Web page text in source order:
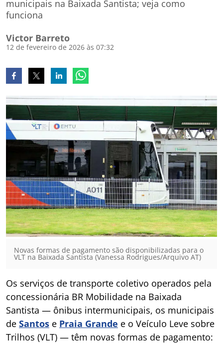
municipais na Baixada Santista; veja como
funciona
Victor Barreto
12 de fevereiro de 2026 às 07:32
Novas formas de pagamento são disponibilizadas para o
VLT na Baixada Santista (Vanessa Rodrigues/Arquivo AT)
Os serviços de transporte coletivo operados pela
concessionária BR Mobilidade na Baixada
Santista — ônibus intermunicipais, os municipais
de Santos e Praia Grande e o Veículo Leve sobre
Trilhos (VLT) — têm novas formas de pagamento: